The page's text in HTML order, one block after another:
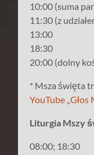
10:00 (suma
11:30 (z
13:00
18:30
20:00 (dolny
* Msza święta
YouTube „Głos
Liturgia Mszy
08:00; 18:30